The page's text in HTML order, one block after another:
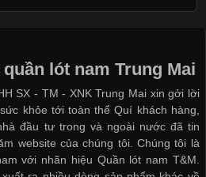
2026-05-21 14:59:25
vải Bamboo đang trở thành một
yêu thích trong ngành thời trang
khí và thân thiện với môi trường.
quần áo thường ngày, loại vải
các sản phẩm đồ lót
lót nam Boxer TpHCM
nam boxer thun lạnh
lót nam Trung Mai
SX - TM - XNK Trung Mai xin gởi lời
khỏe tới toàn thể Quí khách hàng,
đầu tư trong và ngoài nước đã tin
website của chúng tôi. Chúng tôi là
với nhãn hiệu Quần lót nam T&M.